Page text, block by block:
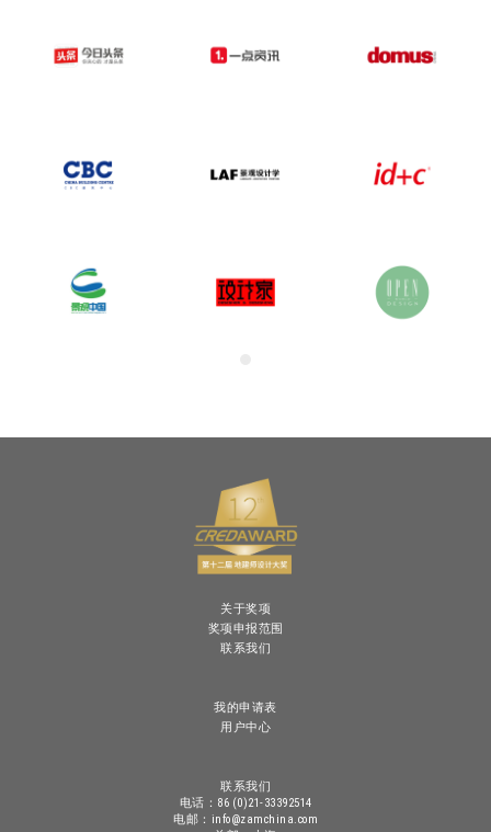
关于奖项
奖项申报范围
联系我们
我的申请表
用户中心
联系我们
电话：86 (0)21-33392514
电邮：info@zamchina.com